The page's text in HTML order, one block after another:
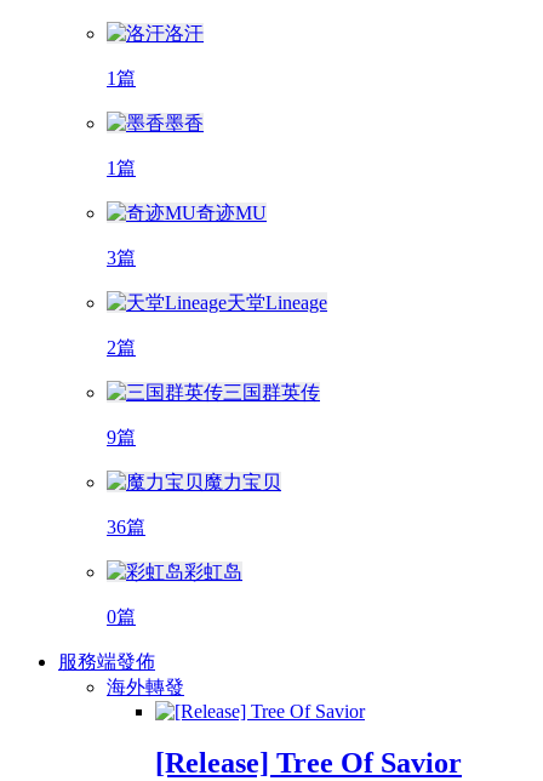
洛汗
1篇
墨香
1篇
奇迹MU
3篇
天堂Lineage
2篇
三国群英传
9篇
魔力宝贝
36篇
彩虹岛
0篇
服務端發佈
海外轉發
[Release] Tree Of Savior